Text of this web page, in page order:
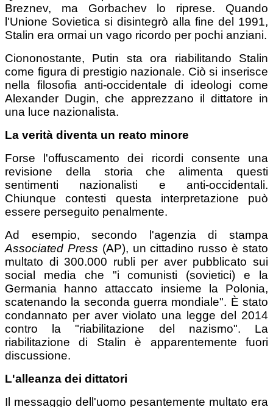
Breznev, ma Gorbachev lo riprese. Quando
l'Unione Sovietica si disintegrò alla fine del 1991,
Stalin era ormai un vago ricordo per pochi anziani.
Ciononostante, Putin sta ora riabilitando Stalin
come figura di prestigio nazionale. Ciò si inserisce
nella filosofia anti-occidentale di ideologi come
Alexander Dugin, che apprezzano il dittatore in
una luce nazionalista.
La verità diventa un reato minore
Forse l'offuscamento dei ricordi consente una
revisione della storia che alimenta questi
sentimenti nazionalisti e anti-occidentali.
Chiunque contesti questa interpretazione può
essere perseguito penalmente.
Ad esempio, secondo l'agenzia di stampa
Associated Press (AP), un cittadino russo è stato
multato di 300.000 rubli per aver pubblicato sui
social media che "i comunisti (sovietici) e la
Germania hanno attaccato insieme la Polonia,
scatenando la seconda guerra mondiale". È stato
condannato per aver violato una legge del 2014
contro la "riabilitazione del nazismo". La
riabilitazione di Stalin è apparentemente fuori
discussione.
L'alleanza dei dittatori
Il messaggio dell'uomo pesantemente multato era